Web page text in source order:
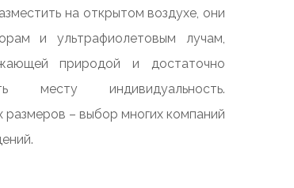
Джиг
Новый
Титан
Орион
Цилиндр
Куббо
на открытом воздухе, они
и ультрафиолетовым лучам,
природой и достаточно
месту индивидуальность.
– выбор многих компаний